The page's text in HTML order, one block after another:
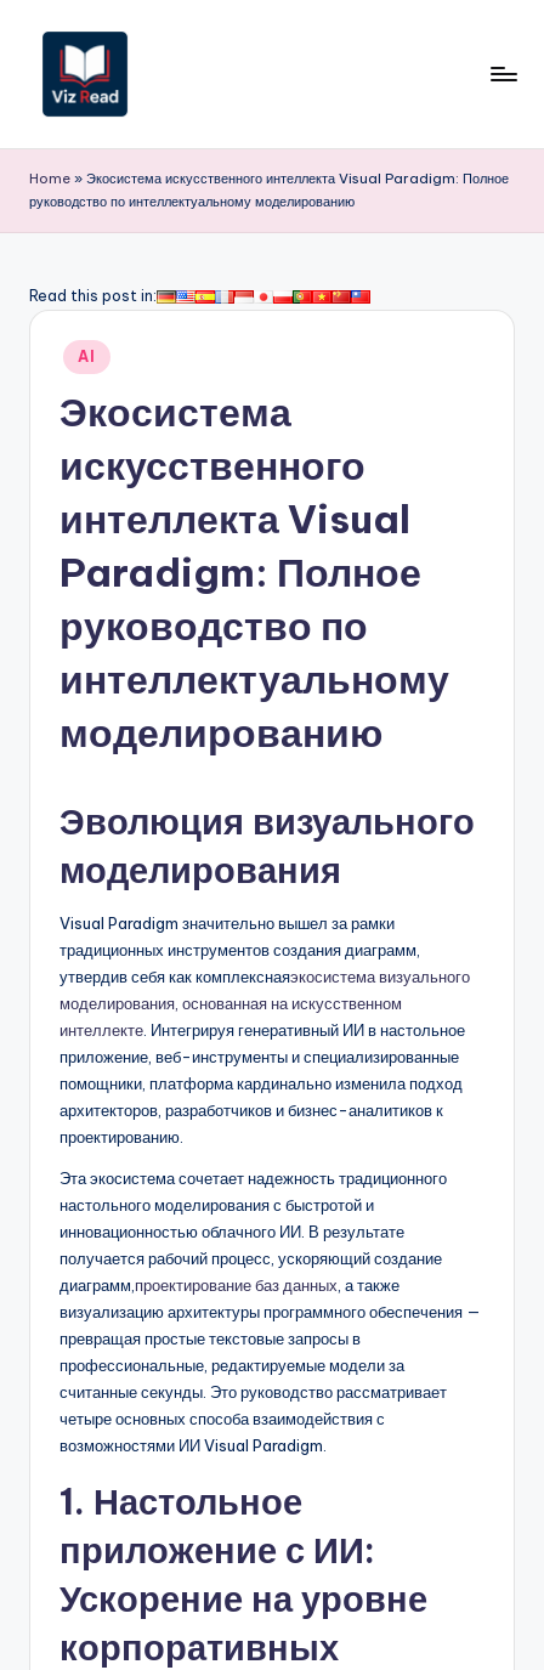
Перейти
содержимому
iz
R
a
A
&
D
it
si
Home » Экосистема искусственного интеллекта Visual Paradigm: Полное
руководство по интеллектуальному моделированию
Read this post in:
Опубликовано
AI
Экосистема
искусственного
интеллекта Visual
Paradigm: Полное
руководство по
интеллектуальному
моделированию
Эволюция визуального
моделирования
Visual Paradigm значительно вышел за рамки
традиционных инструментов создания диаграмм,
утвердив себя как комплекснаяэкосистема визуального
моделирования, основанная на искусственном
интеллекте . Интегрируя генеративный ИИ в настольное
приложение, веб-инструменты и специализированные
помощники, платформа кардинально изменила подход
архитекторов, разработчиков и бизнес-аналитиков к
проектированию.
Эта экосистема сочетает надежность традиционного
настольного моделирования с быстротой и
инновационностью облачного ИИ. В результате
получается рабочий процесс, ускоряющий создание
диаграмм, проектирование баз данных , а также
визуализацию архитектуры программного обеспечения —
превращая простые текстовые запросы в
профессиональные, редактируемые модели за
считанные секунды. Это руководство рассматривает
четыре основных способа взаимодействия с
возможностями ИИ Visual Paradigm.
1. Настольное
приложение с ИИ:
Ускорение на уровне
корпоративных